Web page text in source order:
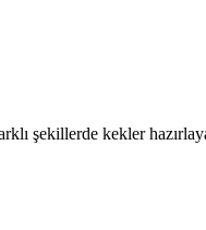
şekillerde kekler